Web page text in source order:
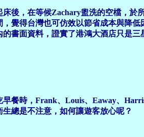
後，在等候Zachary盥洗的空檔，於
，覺得台灣也可仿效以節省成本與降
的書面資料，證實了港鴻大酒店只是三
餐時，Frank、Louis、Eaway、
生總是不注意，如何讓遊客放心呢？